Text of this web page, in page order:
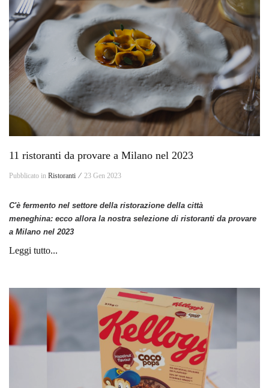
11 ristoranti da provare a Milano nel 2023
Pubblicato in Ristoranti ⁄ 23 Gen 2023
C'è fermento nel settore della ristorazione della città
meneghina: ecco allora la nostra selezione di ristoranti da provare
a Milano nel 2023
Leggi tutto...